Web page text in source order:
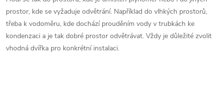
prostor, kde se vyžaduje odvětrání. Například do vlhkých prostorů,
třeba k vodoměru, kde dochází prouděním vody v trubkách ke
kondenzaci a je tak dobré prostor odvětrávat. Vždy je důležité zvolit
vhodná dvířka pro konkrétní instalaci.